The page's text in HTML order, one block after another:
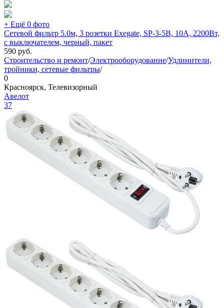
+ Ещё 0 фото
Сетевой фильтр 5.0м, 3 розетки Exegate, SP-3-5B, 10А, 2200Вт,
с выключателем, черный, пакет
590 руб.
Строительство и ремонт/Электрооборудование/Удлинители,
тройники, сетевые фильтры/
0
Красноярск, Телевизорный
Авелот
37